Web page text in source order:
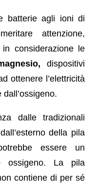
batterie agli ioni di
attenzione,
considerazione le
dispositivi
ottenere l’elettricità
dalle tradizionali
della pila
essere un
ossigeno. La pila
contiene di per sé